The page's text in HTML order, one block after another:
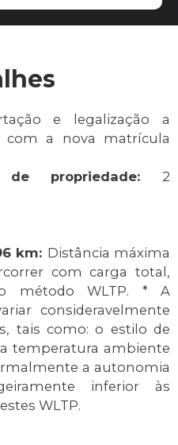
e legalização a
com a nova matrícula
de propriedade: 2
km: Distância máxima
com carga total,
método WLTP. * A
consideravelmente
tais como: o estilo de
temperatura ambiente
a autonomia
inferior às
WLTP.